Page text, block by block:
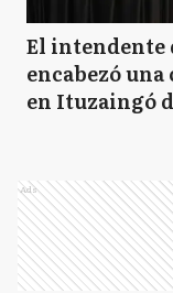
El intendente
encabezó
en Ituzaingó
Ads